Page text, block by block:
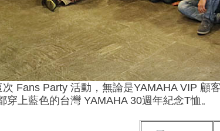
次 Fans Party 活動，無論是YAMAHA VIP 顧
穿上藍色的台灣 YAMAHA 30週年紀念T恤。